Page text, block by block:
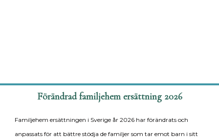
Förändrad familjehem ersättning 2026
Familjehem ersättningen i Sverige år 2026 har förändrats och
anpassats för att bättre stödja de familjer som tar emot barn i sitt